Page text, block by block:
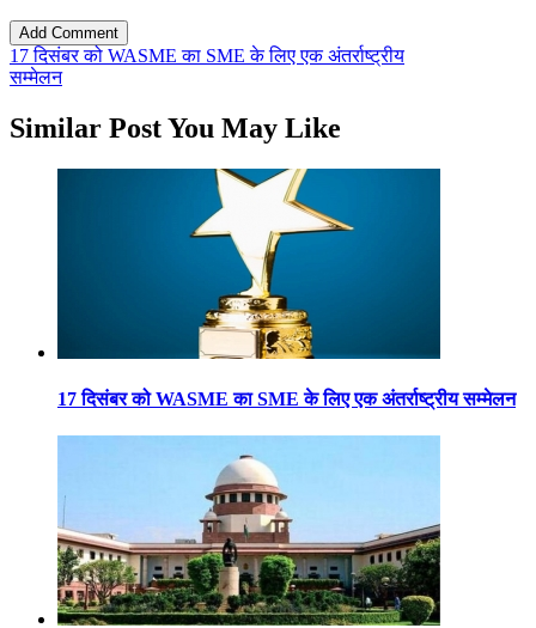
17 दिसंबर को WASME का SME के लिए एक अंतर्राष्ट्रीय
सम्मेलन
Similar Post You May Like
17 दिसंबर को WASME का SME के लिए एक अंतर्राष्ट्रीय सम्मेलन